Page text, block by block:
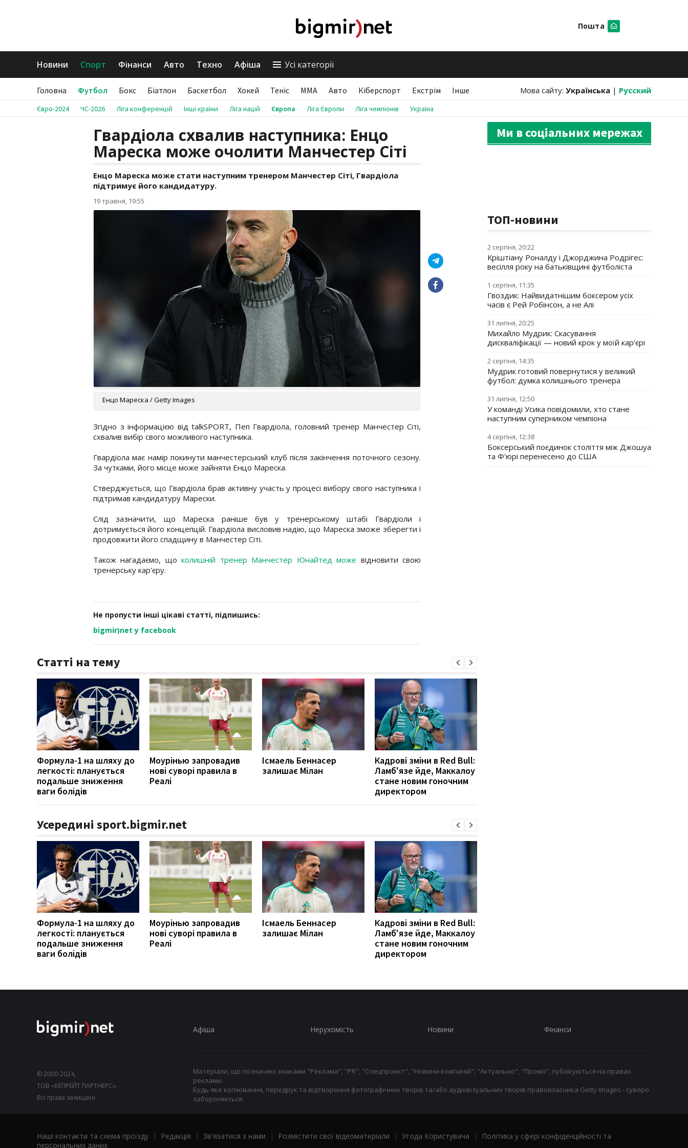
Пошта
Новини Спорт Фінанси Авто Техно Афіша Усі категорії
Головна Футбол Бокс Біатлон Баскетбол Хокей Теніс ММА Авто Кіберспорт Екстрім Інше Мова сайту: Українська | Русский
Євро-2024 ЧС-2026 Ліга конференцій Інші країни Ліга націй Європа Ліга Європи Ліга чемпіонів Україна
Гвардіола схвалив наступника: Енцо
Мареска може очолити Манчестер Сіті
Енцо Мареска може стати наступним тренером Манчестер Сіті, Гвардіола
підтримує його кандидатуру.
19 травня, 19:55
Енцо Мареска / Getty Images
Згідно з інформацією від talkSPORT, Пеп Гвардіола, головний тренер Манчестер Сіті,
схвалив вибір свого можливого наступника.
Гвардіола має намір покинути манчестерський клуб після закінчення поточного сезону.
За чутками, його місце може зайняти Енцо Мареска.
Стверджується, що Гвардіола брав активну участь у процесі вибору свого наступника і
підтримав кандидатуру Марески.
Слід зазначити, що Мареска раніше був у тренерському штабі Гвардіоли і
дотримується його концепцій. Гвардіола висловив надію, що Мареска зможе зберегти і
продовжити його спадщину в Манчестер Сіті.
Також нагадаємо, щоколишній тренер Манчестер Юнайтед може відновити свою
тренерську кар'єру.
Не пропусти інші цікаві статті, підпишись:
bigmir)net у facebook
Статті на тему
Формула-1 на шляху до
легкості: планується
подальше зниження
ваги болідів
Моурінью запровадив
нові суворі правила в
Реалі
Ісмаель Беннасер
залишає Мілан
Кадрові зміни в Red Bull:
Ламб'язе йде, Маккалоу
стане новим гоночним
директором
Усередині sport.bigmir.net
Формула-1 на шляху до
легкості: планується
подальше зниження
ваги болідів
Моурінью запровадив
нові суворі правила в
Реалі
Ісмаель Беннасер
залишає Мілан
Кадрові зміни в Red Bull:
Ламб'язе йде, Маккалоу
стане новим гоночним
директором
Ми в соціальних мережах
ТОП-новини
2 серпня, 20:22
Кріштіану Роналду і Джорджина Родрігес:
весілля року на батьківщині футболіста
1 серпня, 11:35
Гвоздик: Найвидатнішим боксером усіх
часів є Рей Робінсон, а не Алі
31 липня, 20:25
Михайло Мудрик: Скасування
дискваліфікації — новий крок у моїй кар'єрі
2 серпня, 14:35
Мудрик готовий повернутися у великий
футбол: думка колишнього тренера
31 липня, 12:50
У команді Усика повідомили, хто стане
наступним суперником чемпіона
4 серпня, 12:38
Боксерський поєдинок століття між Джошуа
та Ф'юрі перенесено до США
© 2000-2024,
ТОВ «КЕПРЕЙТ ПАРТНЕРС».
Всі права захищені.
Афіша Нерухомість Новини Фінанси
Матеріали, що позначені знаками "Реклама", "PR", "Спецпроект", "Новини компаній", "Актуально", "Промо", публікуються на правах
реклами.
Будь-яке копіювання, передрук та відтворення фотографічних творів та/або аудіовізуальних творів правовласника Getty Images - суворо
забороняється.
Наші контакти та схема проїзду | Редакція | Зв'язатися з нами | Розмістити свої відеоматеріали | Угода Користувача |
Політика у сфері конфіденційності та
персональних даних